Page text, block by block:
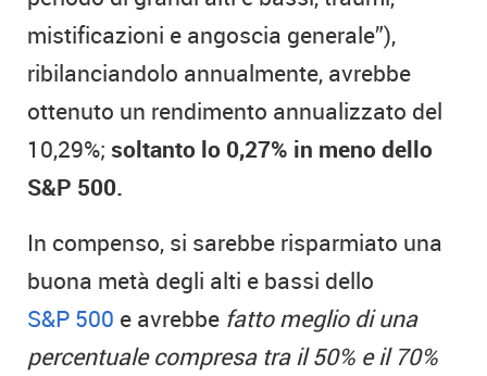
mistificazioni e angoscia generale”),
ribilanciandolo annualmente, avrebbe
ottenuto un rendimento annualizzato del
10,29%; soltanto lo 0,27% in meno dello
S&P 500.
In compenso, si sarebbe risparmiato una
buona metà degli alti e bassi dello
S&P 500 e avrebbe fatto meglio di una
percentuale compresa tra il 50% e il 70%